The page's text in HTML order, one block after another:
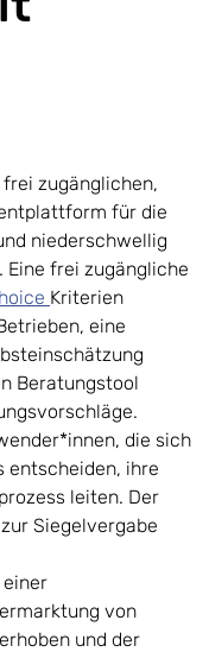
zugänglichen,
für die
niederschwellig
frei zugängliche
Kriterien
eine
Beratungstool
die sich
entscheiden, ihre
leiten. Der
Siegelvergabe
einer
von
und der